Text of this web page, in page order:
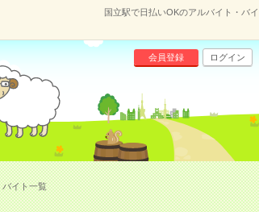
国立駅で日払いOKのアルバイト・バ
会員登録 ログイン
イト一覧